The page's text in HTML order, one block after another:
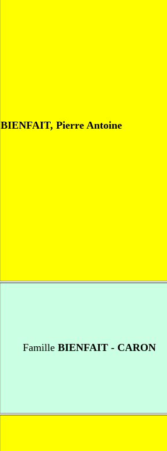
BIENFAIT, Pierre Antoine
FamilleBIENFAIT - CARON